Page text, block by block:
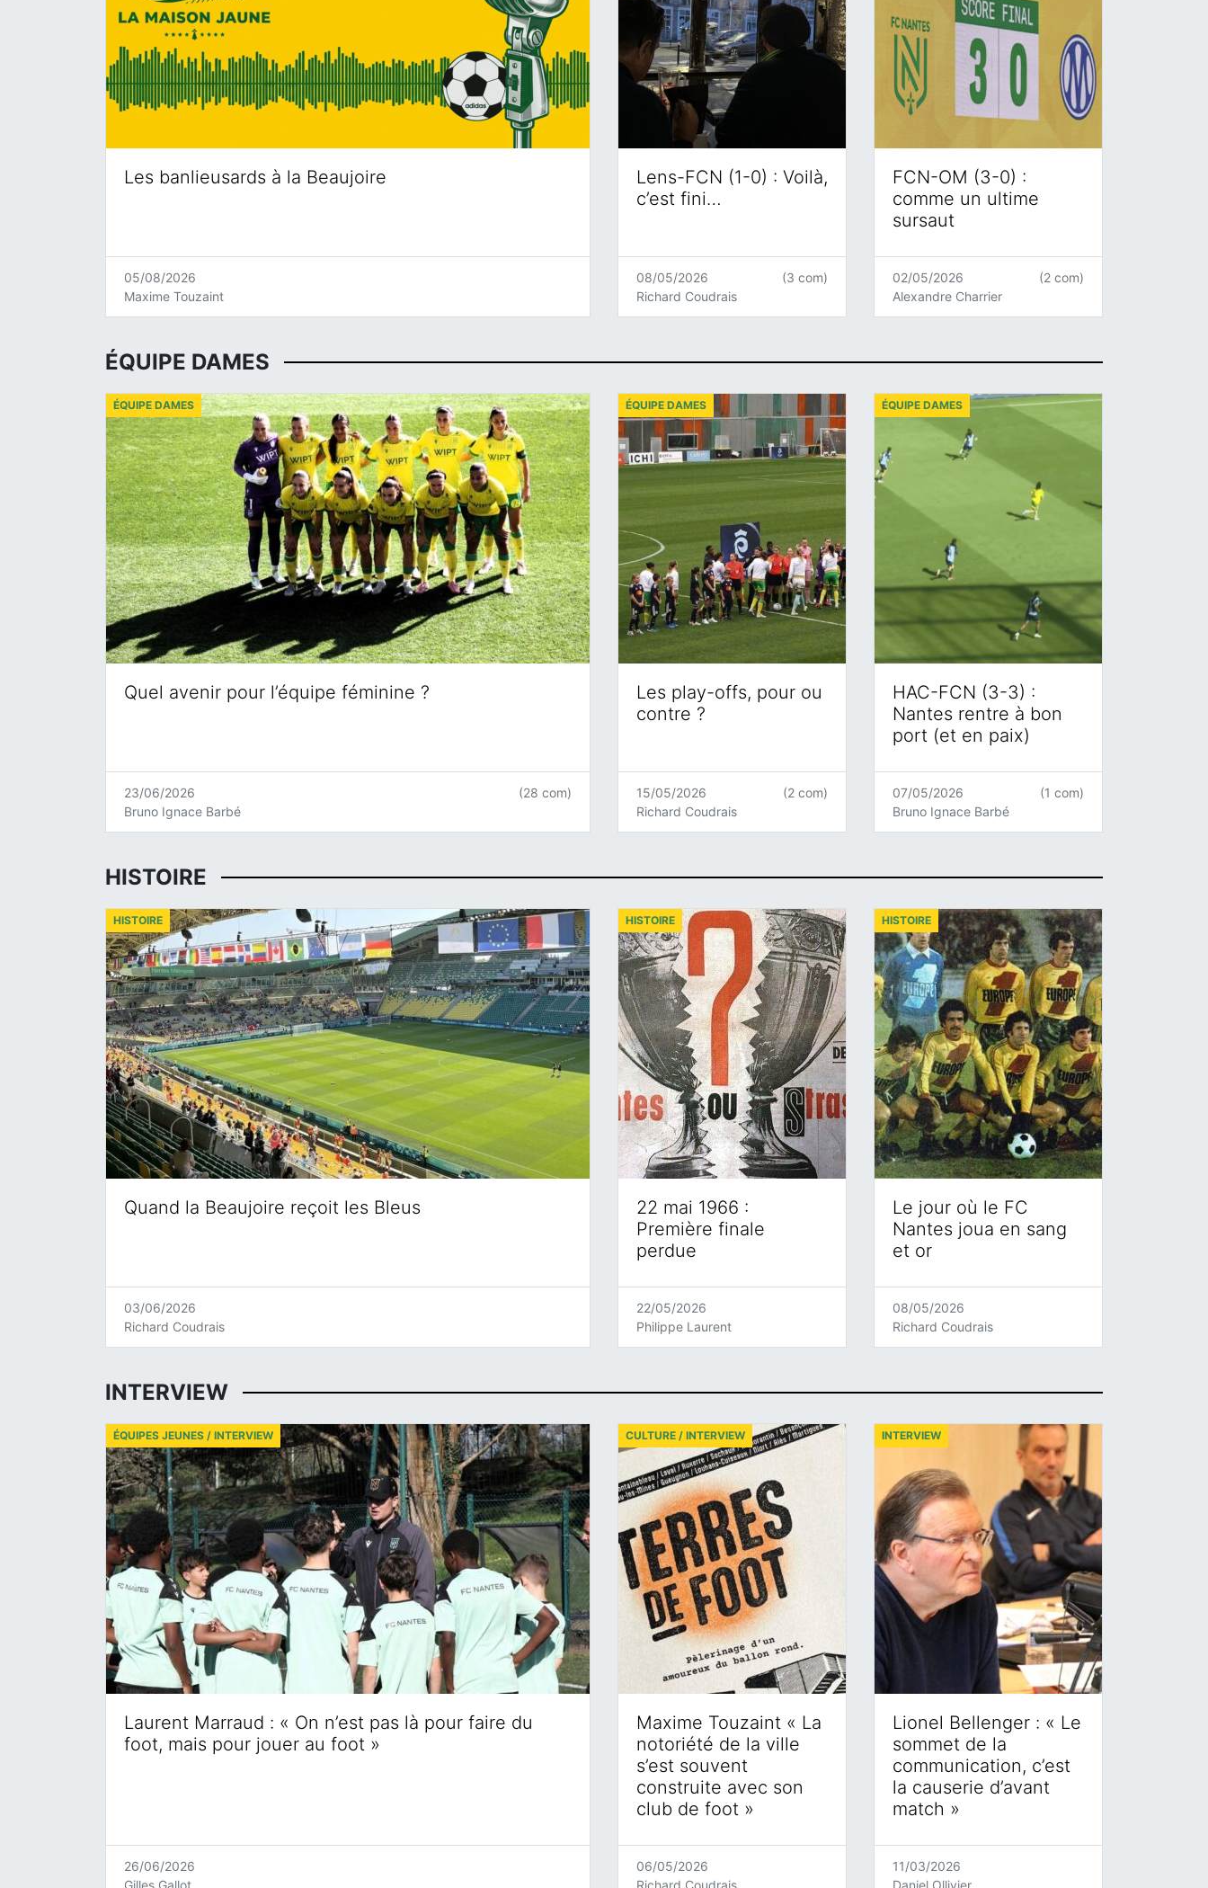
Les banlieusards à la Beaujoire
05/08/2026
Maxime Touzaint
Lens-FCN (1-0) : Voilà,
c’est fini…
08/05/2026
Richard Coudrais
(3 com)
FCN-OM (3-0) :
comme un ultime
sursaut
02/05/2026
Alexandre Charrier
(2 com)
ÉQUIPE DAMES
Quel avenir pour l’équipe féminine ?
ÉQUIPE DAMES
23/06/2026
Bruno Ignace Barbé
(28 com)
Les play-offs, pour ou
contre ?
ÉQUIPE DAMES
15/05/2026
Richard Coudrais
(2 com)
HAC-FCN (3-3) :
Nantes rentre à bon
port (et en paix)
ÉQUIPE DAMES
07/05/2026
Bruno Ignace Barbé
(1 com)
HISTOIRE
Quand la Beaujoire reçoit les Bleus
HISTOIRE
03/06/2026
Richard Coudrais
22 mai 1966 :
Première finale
perdue
HISTOIRE
22/05/2026
Philippe Laurent
Le jour où le FC
Nantes joua en sang
et or
HISTOIRE
08/05/2026
Richard Coudrais
INTERVIEW
Laurent Marraud : « On n’est pas là pour faire du
foot, mais pour jouer au foot »
ÉQUIPES JEUNES / INTERVIEW
26/06/2026
Gilles Gallot
Maxime Touzaint « La
notoriété de la ville
s’est souvent
construite avec son
club de foot »
CULTURE / INTERVIEW
06/05/2026
Richard Coudrais
Lionel Bellenger : « Le
sommet de la
communication, c’est
la causerie d’avant
match »
INTERVIEW
11/03/2026
Daniel Ollivier